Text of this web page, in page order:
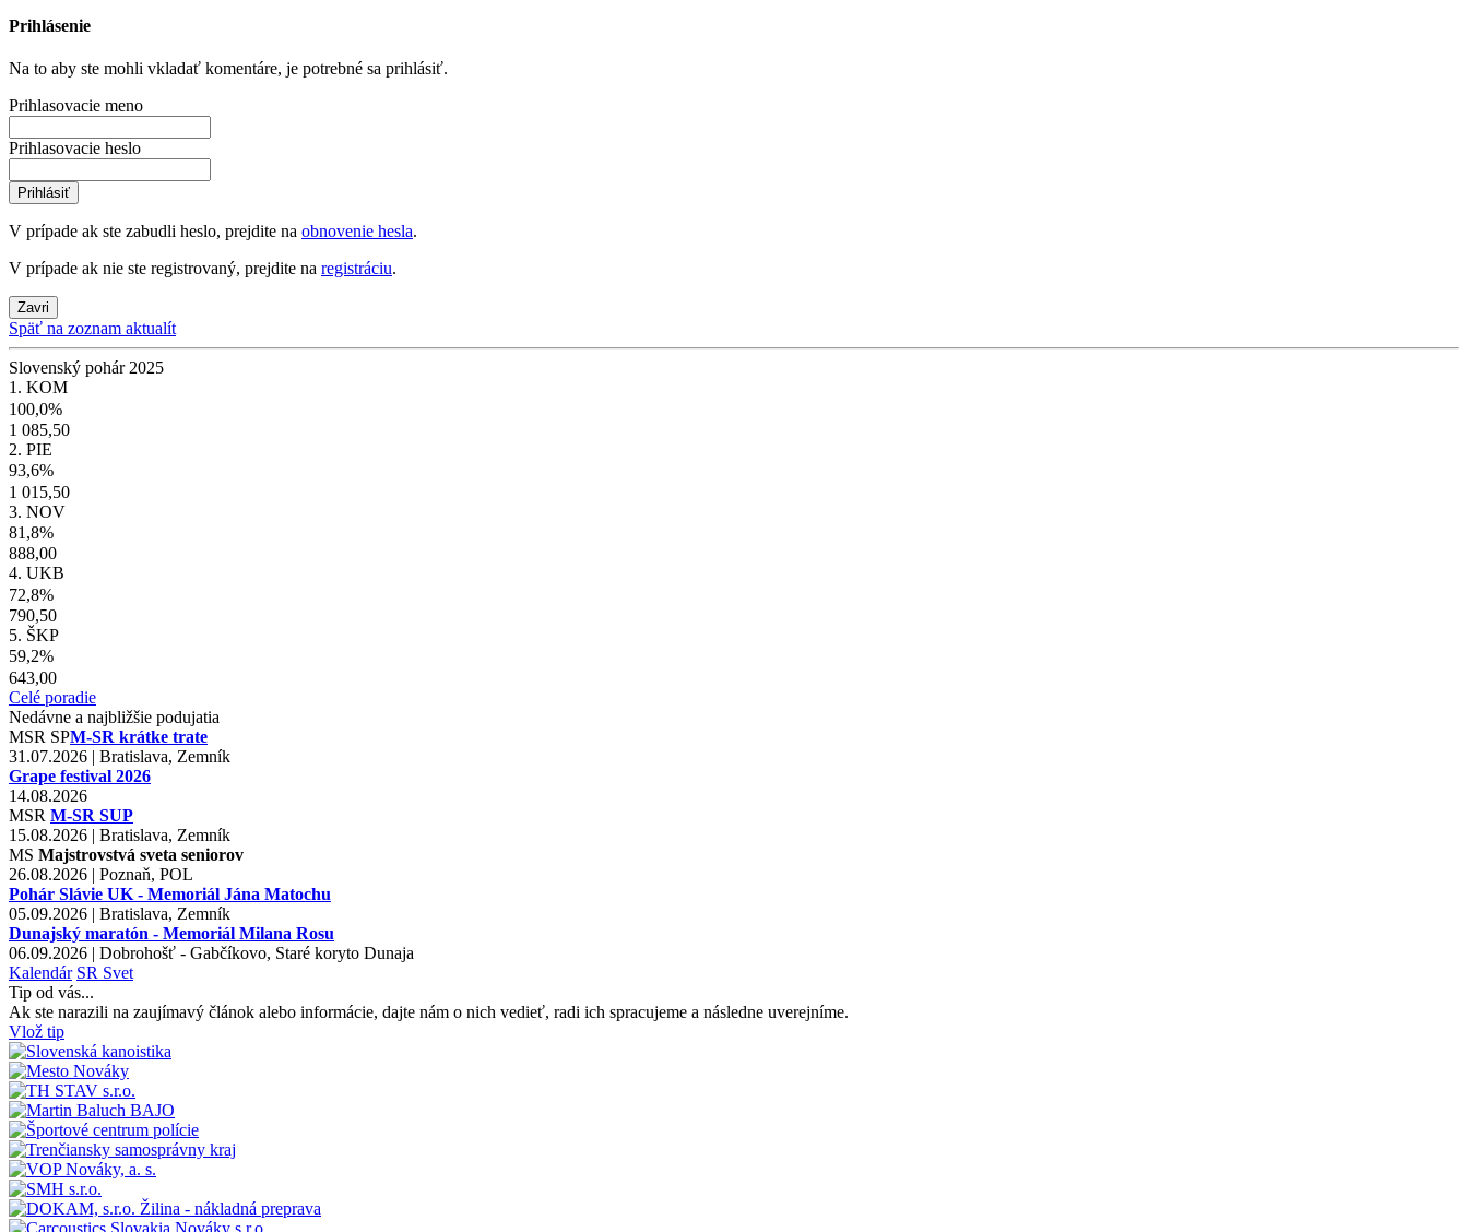
Prihlásenie
Na to aby ste mohli vkladať komentáre, je potrebné sa prihlásiť.
Prihlasovacie meno
Prihlasovacie heslo
Prihlásiť
V prípade ak ste zabudli heslo, prejdite na obnovenie hesla.
V prípade ak nie ste registrovaný, prejdite na registráciu.
Zavri
Späť na zoznam aktualít
Slovenský pohár 2025
1. KOM
100,0%
1 085,50
2. PIE
93,6%
1 015,50
3. NOV
81,8%
888,00
4. UKB
72,8%
790,50
5. ŠKP
59,2%
643,00
Celé poradie
Nedávne a najbližšie podujatia
MSR SPM-SR krátke trate
31.07.2026 | Bratislava, Zemník
Grape festival 2026
14.08.2026
MSR M-SR SUP
15.08.2026 | Bratislava, Zemník
MS Majstrovstvá sveta seniorov
26.08.2026 | Poznaň, POL
Pohár Slávie UK - Memoriál Jána Matochu
05.09.2026 | Bratislava, Zemník
Dunajský maratón - Memoriál Milana Rosu
06.09.2026 | Dobrohošť - Gabčíkovo, Staré koryto Dunaja
Kalendár SR Svet
Tip od vás...
Ak ste narazili na zaujímavý článok alebo informácie, dajte nám o nich vedieť, radi ich spracujeme a následne uverejníme.
Vlož tip